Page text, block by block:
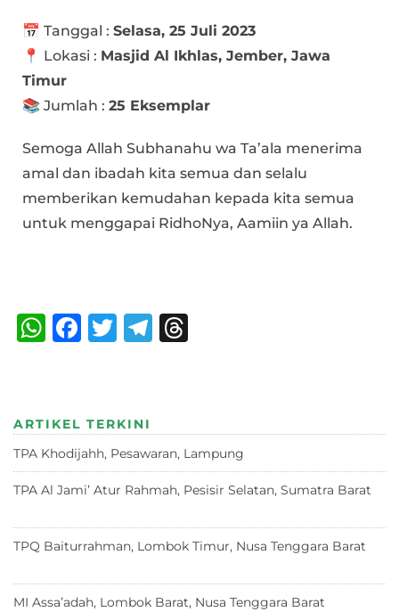
📅 Tanggal : Selasa, 25 Juli 2023
📍 Lokasi : Masjid Al Ikhlas, Jember, Jawa
Timur
📚 Jumlah : 25 Eksemplar
Semoga Allah Subhanahu wa Ta’ala menerima
amal dan ibadah kita semua dan selalu
memberikan kemudahan kepada kita semua
untuk menggapai RidhoNya, Aamiin ya Allah.
W
s
A
p
p
F
e
b
o
o
k
T
te
r
T
ra
m
d
s
ARTIKEL TERKINI
TPA Khodijahh, Pesawaran, Lampung
TPA Al Jami’ Atur Rahmah, Pesisir Selatan, Sumatra Barat
TPQ Baiturrahman, Lombok Timur, Nusa Tenggara Barat
MI Assa’adah, Lombok Barat, Nusa Tenggara Barat